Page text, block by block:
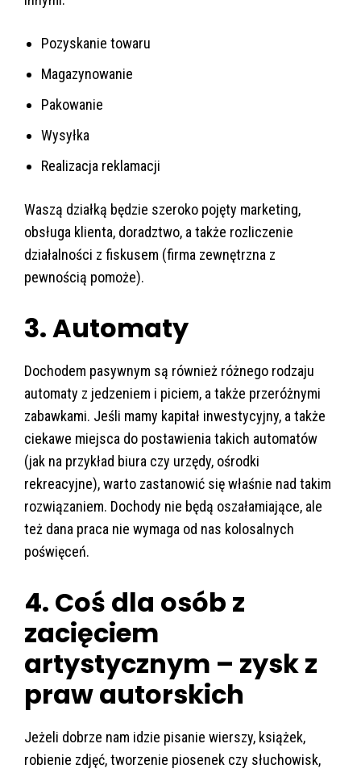
Pozyskanie towaru
Magazynowanie
Pakowanie
Wysyłka
Realizacja reklamacji
Waszą działką będzie szeroko pojęty marketing,
obsługa klienta, doradztwo, a także rozliczenie
działalności z fiskusem (firma zewnętrzna z
pewnością pomoże).
3. Automaty
Dochodem pasywnym są również różnego rodzaju
automaty z jedzeniem i piciem, a także przeróżnymi
zabawkami. Jeśli mamy kapitał inwestycyjny, a także
ciekawe miejsca do postawienia takich automatów
(jak na przykład biura czy urzędy, ośrodki
rekreacyjne), warto zastanowić się właśnie nad takim
rozwiązaniem. Dochody nie będą oszałamiające, ale
też dana praca nie wymaga od nas kolosalnych
poświęceń.
4. Coś dla osób z
zacięciem
artystycznym – zysk z
praw autorskich
Jeżeli dobrze nam idzie pisanie wierszy, książek,
robienie zdjęć, tworzenie piosenek czy słuchowisk,